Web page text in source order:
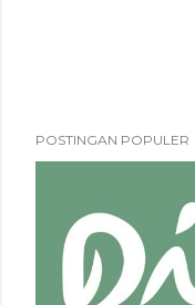
POSTINGAN POPULER